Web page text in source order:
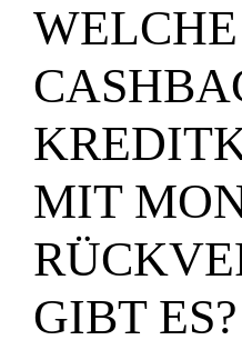
WELCHE
MIT
GIBT ES?